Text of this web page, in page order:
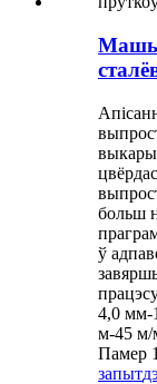
больш
ў
4,0 мм-
м-45 м/
Памер
запыт